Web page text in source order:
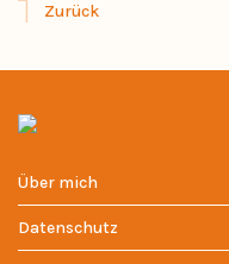
Zurück
Über mich
Datenschutz